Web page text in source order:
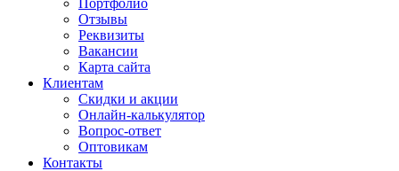
Портфолио
Отзывы
Реквизиты
Вакансии
Карта сайта
Клиентам
Скидки и акции
Онлайн-калькулятор
Вопрос-ответ
Оптовикам
Контакты